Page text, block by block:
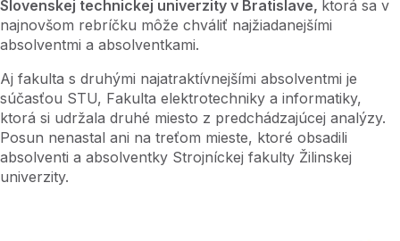
Slovenskej technickej univerzity v Bratislave, ktorá sa v
najnovšom rebríčku môže chváliť najžiadanejšími
absolventmi a absolventkami.
Aj fakulta s druhými najatraktívnejšími absolventmi je
súčasťou STU, Fakulta elektrotechniky a informatiky,
ktorá si udržala druhé miesto z predchádzajúcej analýzy.
Posun nenastal ani na treťom mieste, ktoré obsadili
absolventi a absolventky Strojníckej fakulty Žilinskej
univerzity.